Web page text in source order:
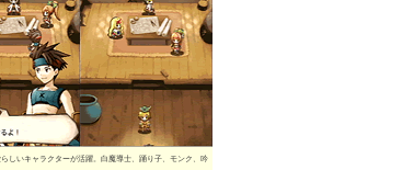
らしいキャラクターが活躍。白魔導士、踊り子、モンク、吟